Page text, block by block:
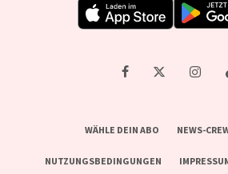
WÄHLE DEIN ABO NEWS-
NUTZUNGSBEDINGUNGEN